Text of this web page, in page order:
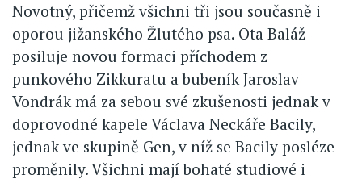
Novotný, přičemž všichni tři jsou současně i
oporou jižanského Žlutého psa. Ota Baláž
posiluje novou formaci příchodem z
punkového Zikkuratu a bubeník Jaroslav
Vondrák má za sebou své zkušenosti jednak v
doprovodné kapele Václava Neckáře Bacily,
jednak ve skupině Gen, v níž se Bacily posléze
proměnily. Všichni mají bohaté studiové i